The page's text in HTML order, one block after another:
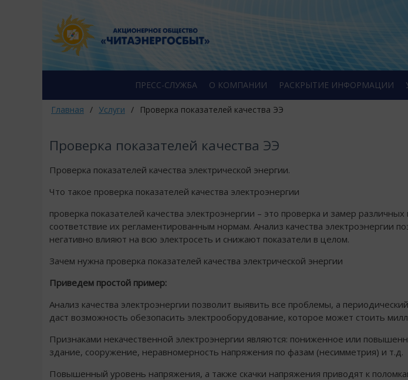
ПРЕСС-СЛУЖБА О КОМПАНИИ РАСКРЫТИЕ ИНФОРМАЦИИ
Главная / Услуги / Проверка показателей качества ЭЭ
Проверка показателей качества ЭЭ
Проверка показателей качества электрической энергии.
Что такое проверка показателей качества электроэнергии
проверка показателей качества электроэнергии – это проверка и замер
соответствие их регламентированным нормам. Анализ качества электроэнергии
негативно влияют на всю электросеть и снижают показатели в целом.
Зачем нужна проверка показателей качества электрической энергии
Приведем простой пример:
Анализ качества электроэнергии позволит выявить все проблемы, а
даст возможность обезопасить электрооборудование, которое может стоить
Признаками некачественной электроэнергии являются: пониженное или
здание, сооружение, неравномерность напряжения по фазам (несимметрия) и т.д.
Повышенный уровень напряжения, а также скачки напряжения приводят к